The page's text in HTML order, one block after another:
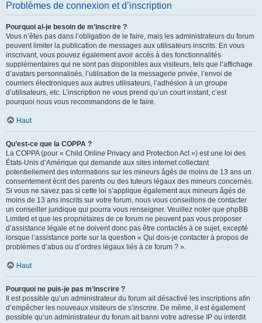
Problèmes de connexion et d’inscription
Pourquoi ai-je besoin de m’inscrire ?
Vous n’êtes pas dans l’obligation de le faire, mais les administrateurs du forum
peuvent limiter la publication de messages aux utilisateurs inscrits. En vous
inscrivant, vous pouvez également avoir accès à des fonctionnalités
supplémentaires qui ne sont pas disponibles aux visiteurs, tels que l’affichage
d’avatars personnalisés, l’utilisation de la messagerie privée, l’envoi de
courriers électroniques aux autres utilisateurs, l’adhésion à un groupe
d’utilisateurs, etc. L’inscription ne vous prend qu’un court instant, c’est
pourquoi nous vous recommandons de le faire.
Haut
Qu’est-ce que la COPPA ?
La COPPA (pour « Child Online Privacy and Protection Act ») est une loi des
États-Unis d’Amérique qui demande aux sites internet collectant
potentiellement des informations sur les mineurs âgés de moins de 13 ans un
consentement écrit des parents ou des tuteurs légaux des mineurs concernés.
Si vous ne savez pas si cette loi s’applique également aux mineurs âgés de
moins de 13 ans inscrits sur votre forum, nous vous conseillons de contacter
un conseiller juridique qui pourra vous renseigner. Veuillez noter que phpBB
Limited et que les propriétaires de ce forum ne peuvent pas vous proposer
d’assistance légale et ne doivent donc pas être contactés à ce sujet, excepté
lorsque l’assistance porte sur la question « Qui dois-je contacter à propos de
problèmes d’abus ou d’ordres légaux liés à ce forum ? ».
Haut
Pourquoi ne puis-je pas m’inscrire ?
Il est possible qu’un administrateur du forum ait désactivé les inscriptions afin
d’empêcher les nouveaux visiteurs de s’inscrire. De même, il est également
possible qu’un administrateur du forum ait banni votre adresse IP ou interdit